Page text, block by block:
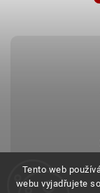
Tento web
webu vyjadřujete